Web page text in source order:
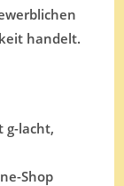
handelt.
g-lacht,
Shop